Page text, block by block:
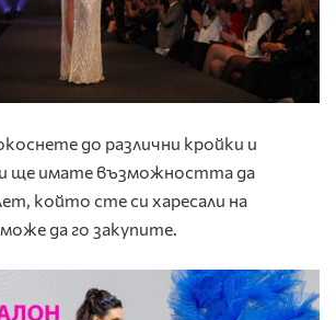
до различни кройки и
ще имате възможността да
който сте си харесали на
да го закупите.